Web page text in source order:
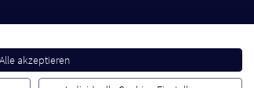
Alle akzeptieren